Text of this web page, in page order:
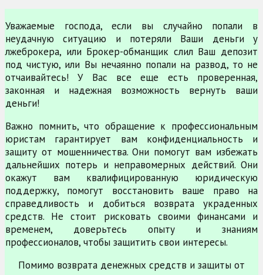
Уважаемые господа, если вы случайно попали в
неудачную ситуацию и потеряли Ваши деньги у
лжеброкера, или Брокер-обманщик слил Ваш депозит
под чистую, или Вы нечаянно попали на развод, то не
отчаивайтесь! У Вас все еще есть проверенная,
законная и надежная возможность вернуть ваши
деньги!
Важно помнить, что обращение к профессиональным
юристам гарантирует вам конфиденциальность и
защиту от мошенничества. Они помогут вам избежать
дальнейших потерь и неправомерных действий. Они
окажут вам квалифицированную юридическую
поддержку, помогут восстановить ваше право на
справедливость и добиться возврата украденных
средств. Не стоит рисковать своими финансами и
временем, доверьтесь опыту и знаниям
профессионалов, чтобы защитить свои интересы.
Помимо возврата денежных средств и защиты от